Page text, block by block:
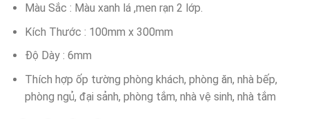
Màu Sắc : Màu xanh lá ,men rạn 2 lớp.
Kích Thước : 100mm x 300mm
Độ Dày : 6mm
Thích hợp ốp tường phòng khách, phòng ăn, nhà bếp,
phòng ngủ, đại sảnh, phòng tắm, nhà vệ sinh, nhà tắm